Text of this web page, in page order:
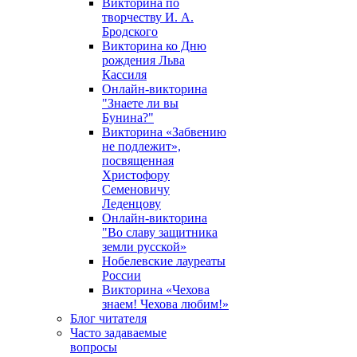
Викторина по
творчеству И. А.
Бродского
Викторина ко Дню
рождения Льва
Кассиля
Онлайн-викторина
"Знаете ли вы
Бунина?"
Викторина «Забвению
не подлежит»,
посвященная
Христофору
Семеновичу
Леденцову
Онлайн-викторина
"Во славу защитника
земли русской»
Нобелевские лауреаты
России
Викторина «Чехова
знаем! Чехова любим!»
Блог читателя
Часто задаваемые
вопросы